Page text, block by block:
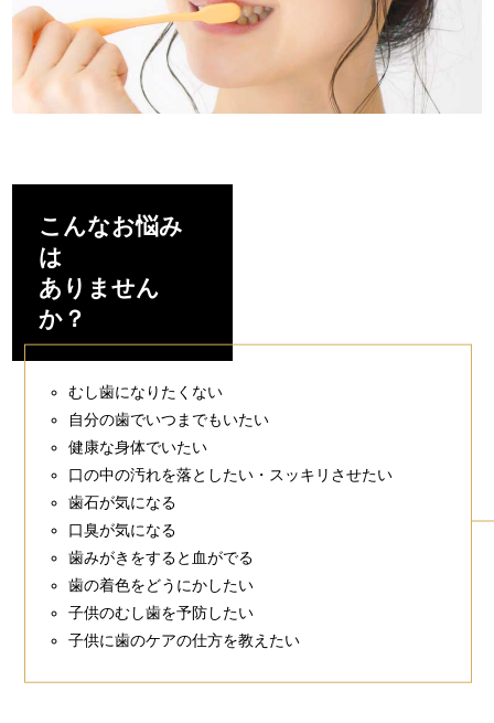
こんなお悩み
は
ありません
か？
むし歯になりたくない
自分の歯でいつまでもいたい
健康な身体でいたい
口の中の汚れを落としたい・スッキリさせたい
歯石が気になる
口臭が気になる
歯みがきをすると血がでる
歯の着色をどうにかしたい
子供のむし歯を予防したい
子供に歯のケアの仕方を教えたい